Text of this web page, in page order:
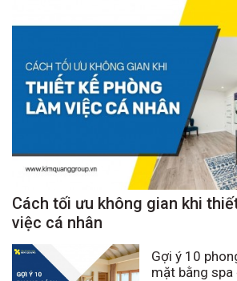
Cách tối ưu không gian khi
việc cá nhân
Gợi ý 10
mặt bằng spa